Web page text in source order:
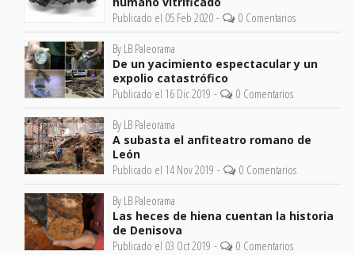
Publicado el 05 Feb 2020 -
0 Comentarios
By LB Paleorama
De un yacimiento espectacular y un
expolio catastrófico
Publicado el 16 Dic 2019 -
0 Comentarios
By LB Paleorama
A subasta el anfiteatro romano de
León
Publicado el 14 Nov 2019 -
0 Comentarios
By LB Paleorama
Las heces de hiena cuentan la historia
de Denisova
Publicado el 03 Oct 2019 - 0 Comentarios